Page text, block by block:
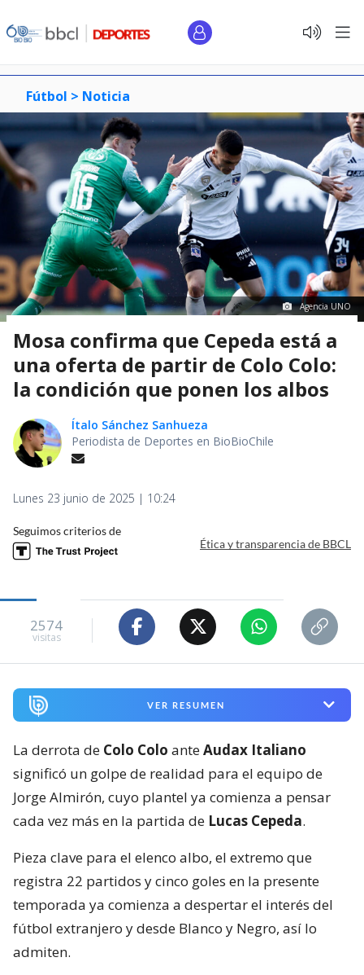
Fútbol > Noticia
Agencia UNO
Mosa confirma que Cepeda está a
una oferta de partir de Colo Colo:
la condición que ponen los albos
Ítalo Sánchez Sanhueza
Periodista de Deportes en BioBioChile
Lunes 23 junio de 2025 | 10:24
Seguimos criterios de
Ética y transparencia de BBCL
2574
visitas
VER RESUMEN
La derrota de Colo Colo anteAudax Italiano
significó un golpe de realidad para el equipo de
Jorge Almirón, cuyo plantel ya comienza a pensar
cada vez más en la partida de Lucas Cepeda.
Pieza clave para el elenco albo, el extremo que
registra 22 partidos y cinco goles en la presente
temporada ya comienza a despertar el interés del
fútbol extranjero y desde Blanco y Negro, así lo
admiten.